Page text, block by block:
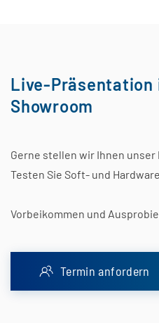
Live-Präsentation
Showroom
Gerne stellen wir Ihnen
Testen Sie Soft- und
Vorbeikommen und
Termin anfordern